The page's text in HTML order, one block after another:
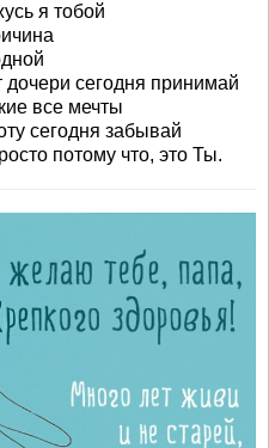
я тобой
сегодня принимай
все мечты
сегодня забывай
потому что, это Ты.